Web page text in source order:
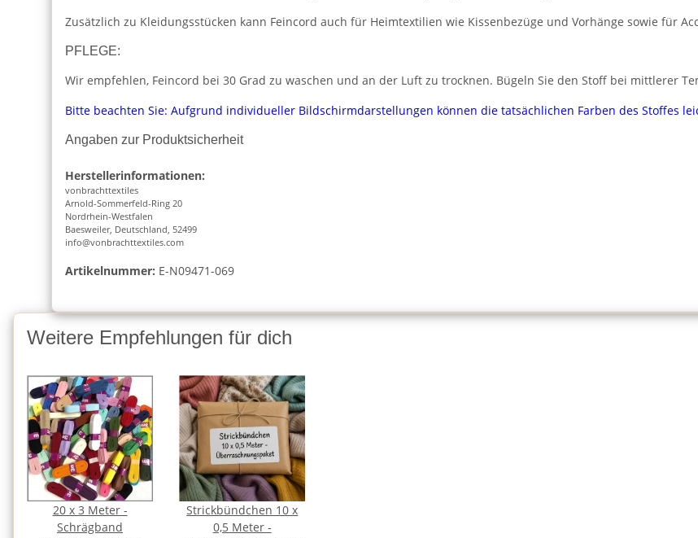
Zusätzlich zu Kleidungsstücken kann Feincord auch für Heimtextilien wie Kissenbezüge und Vorhänge sowie für
PFLEGE:
Wir empfehlen, Feincord bei 30 Grad zu waschen und an der Luft zu trocknen. Bügeln Sie den Stoff bei mittlerer
Bitte beachten Sie: Aufgrund individueller Bildschirmdarstellungen können die tatsächlichen Farben des Stoffes
Angaben zur Produktsicherheit
Herstellerinformationen:
vonbrachttextiles
Arnold-Sommerfeld-Ring 20
Nordrhein-Westfalen
Baesweiler, Deutschland, 52499
info@vonbrachttextiles.com
Artikelnummer: E-N09471-069
Weitere Empfehlungen für dich
20 x 3 Meter -
Schrägband
Strickbündchen 10 x
0,5 Meter -